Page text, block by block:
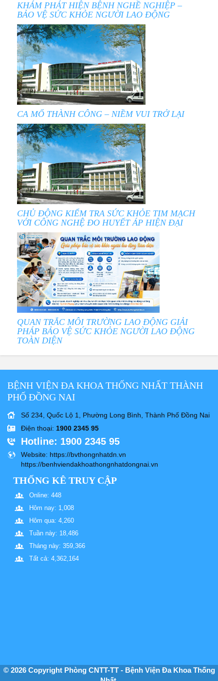
KHÁM PHÁT HIỆN BỆNH NGHỀ NGHIỆP –
BẢO VỆ SỨC KHỎE NGƯỜI LAO ĐỘNG
CA MỔ THÀNH CÔNG – NIỀM VUI TRỞ LẠI
CHỦ ĐỘNG KIỂM TRA SỨC KHỎE TIM MẠCH
VỚI CÔNG NGHỆ ĐO HUYẾT ÁP HIỆN ĐẠI
QUAN TRẮC MÔI TRƯỜNG LAO ĐỘNG GIẢI
PHÁP BẢO VỆ SỨC KHỎE NGƯỜI LAO ĐỘNG
TOÀN DIỆN
BỆNH VIỆN ĐA KHOA THỐNG NHẤT THÀNH
PHỐ ĐỒNG NAI
Số 234, Quốc Lộ 1, Phường Long Bình, Thành Phố Đồng Nai
Điện thoại: 1900 2345 95
Hotline: 1900 2345 95
Website: https://bvthongnhatdn.vn
https://benhviendakhoathongnhatdongnai.vn
THỐNG KÊ TRUY CẬP
Online: 448
Hôm nay: 1,008
Hôm qua: 4,260
Tuần này: 18,486
Tháng này: 359,366
Tất cả: 4,362,164
© 2026 Copyright Phòng CNTT-TT - Bệnh Viện Đa Khoa Thống